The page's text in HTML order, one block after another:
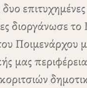
δυο
διοργάνωσε
Ποιμενάρχου
μας